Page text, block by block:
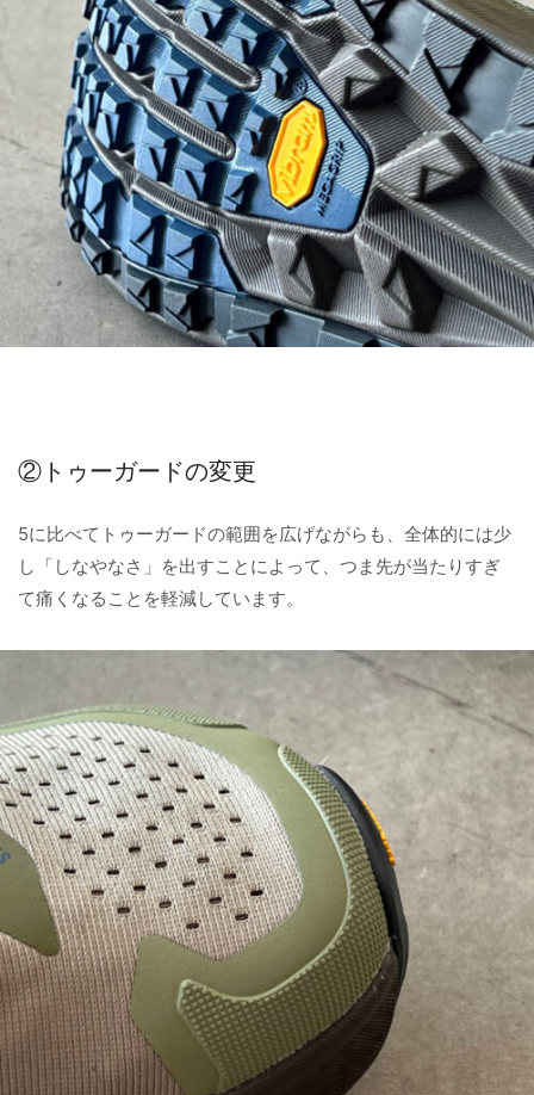
②トゥーガードの変更
5に比べてトゥーガードの範囲を広げながらも、全体的には少
し「しなやなさ」を出すことによって、つま先が当たりすぎ
て痛くなることを軽減しています。